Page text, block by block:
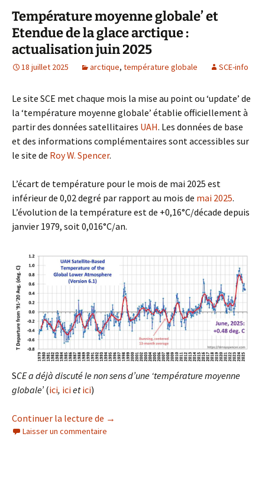
Température moyenne globale’ et
Etendue de la glace arctique :
actualisation juin 2025
18 juillet 2025 arctique, température globale SCE-info
Le site SCE met chaque mois la mise au point ou ‘update’ de
la ‘température moyenne globale’ établie officiellement à
partir des données satellitaires UAH. Les données de base
et des informations complémentaires sont accessibles sur
le site de Roy W. Spencer.
L’écart de température pour le mois de mai 2025 est
inférieur de 0,02 degré par rapport au mois de mai 2025.
L’évolution de la température est de +0,16°C/décade depuis
janvier 1979, soit 0,016°C/an.
SCE a déjà discuté le non sens d’une ‘température moyenne
globale’(ici, icietici)
Continuer la lecture de Température moyenne globale’ et
→
Laisser un commentaire